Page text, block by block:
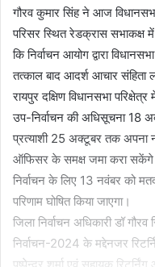
गौरव कुमार सिंह ने आज
परिसर स्थित रेडक्रास सभाकक्ष में
कि निर्वाचन आयोग द्वारा
तत्काल बाद आदर्श आचार संहिता
रायपुर दक्षिण विधानसभा
उप-निर्वाचन की अधिसूचना 18
प्रत्याशी 25 अक्टूबर तक अपना
ऑफिसर के समक्ष जमा करा सकेंगे।
निर्वाचन के लिए 13 नवंबर को
परिणाम घोषित किया जाएगा।
जिला निर्वाचन अधिकारी डॉ
निर्वाचन-2024 के मद्देनजर
पुष्पेेन्द्र शर्मा एवं सहायक